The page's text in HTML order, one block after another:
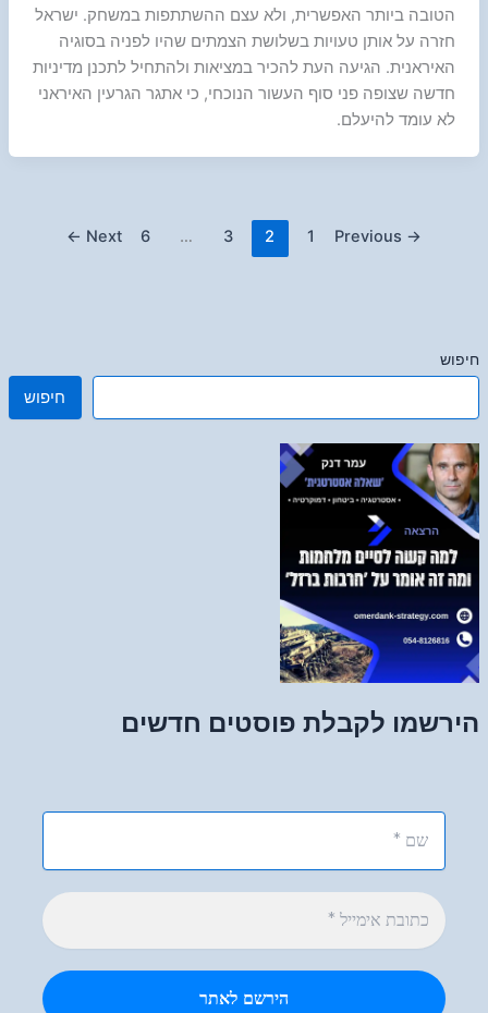
חיפוש
חיפוש
הירשמו לקבלת פוסטים חדשים
הטובה ביותר האפשרית, ולא עצם ההשתתפות במשחק. ישראל
חזרה על אותן טעויות בשלושת הצמתים שהיו לפניה בסוגיה
האיראנית. הגיעה העת להכיר במציאות ולהתחיל לתכנן מדיניות
חדשה שצופה פני סוף העשור הנוכחי, כי אתגר הגרעין האיראני
לא עומד להיעלם.
→
1
2
3
…
6
Next
←